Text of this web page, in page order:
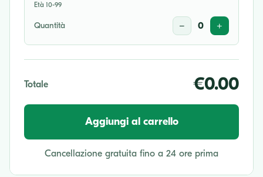
Età 10-99
Quantità − 0 +
Totale €0.00
Aggiungi al carrello
Cancellazione gratuita fino a 24 ore prima